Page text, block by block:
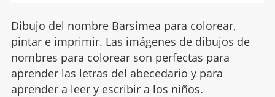
Dibujo del nombre Barsimea para colorear,
pintar e imprimir. Las imágenes de dibujos de
nombres para colorear son perfectas para
aprender las letras del abecedario y para
aprender a leer y escribir a los niños.